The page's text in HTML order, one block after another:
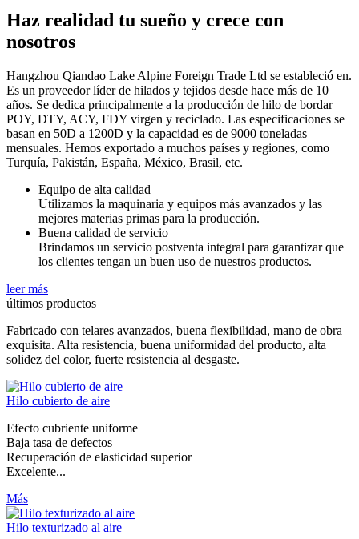
Haz realidad tu sueño y crece con
nosotros
Hangzhou Qiandao Lake Alpine Foreign Trade Ltd se estableció en.
Es un proveedor líder de hilados y tejidos desde hace más de 10
años. Se dedica principalmente a la producción de hilo de bordar
POY, DTY, ACY, FDY virgen y reciclado. Las especificaciones se
basan en 50D a 1200D y la capacidad es de 9000 toneladas
mensuales. Hemos exportado a muchos países y regiones, como
Turquía, Pakistán, España, México, Brasil, etc.
Equipo de alta calidad
Utilizamos la maquinaria y equipos más avanzados y las
mejores materias primas para la producción.
Buena calidad de servicio
Brindamos un servicio postventa integral para garantizar que
los clientes tengan un buen uso de nuestros productos.
leer más
últimos productos
Fabricado con telares avanzados, buena flexibilidad, mano de obra
exquisita. Alta resistencia, buena uniformidad del producto, alta
solidez del color, fuerte resistencia al desgaste.
Hilo cubierto de aire
Efecto cubriente uniforme
Baja tasa de defectos
Recuperación de elasticidad superior
Excelente...
Más
Hilo texturizado al aire